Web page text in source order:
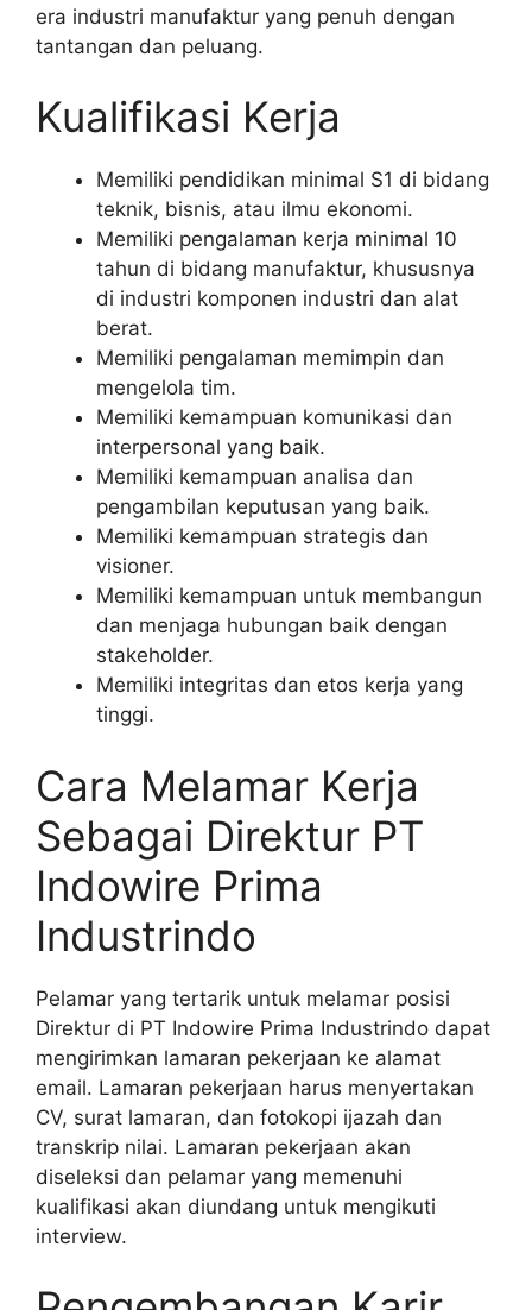
era industri manufaktur yang penuh dengan
tantangan dan peluang.
Kualifikasi Kerja
Memiliki pendidikan minimal S1 di bidang
teknik, bisnis, atau ilmu ekonomi.
Memiliki pengalaman kerja minimal 10
tahun di bidang manufaktur, khususnya
di industri komponen industri dan alat
berat.
Memiliki pengalaman memimpin dan
mengelola tim.
Memiliki kemampuan komunikasi dan
interpersonal yang baik.
Memiliki kemampuan analisa dan
pengambilan keputusan yang baik.
Memiliki kemampuan strategis dan
visioner.
Memiliki kemampuan untuk membangun
dan menjaga hubungan baik dengan
stakeholder.
Memiliki integritas dan etos kerja yang
tinggi.
Cara Melamar Kerja
Sebagai Direktur PT
Indowire Prima
Industrindo
Pelamar yang tertarik untuk melamar posisi
Direktur di PT Indowire Prima Industrindo dapat
mengirimkan lamaran pekerjaan ke alamat
email. Lamaran pekerjaan harus menyertakan
CV, surat lamaran, dan fotokopi ijazah dan
transkrip nilai. Lamaran pekerjaan akan
diseleksi dan pelamar yang memenuhi
kualifikasi akan diundang untuk mengikuti
interview.